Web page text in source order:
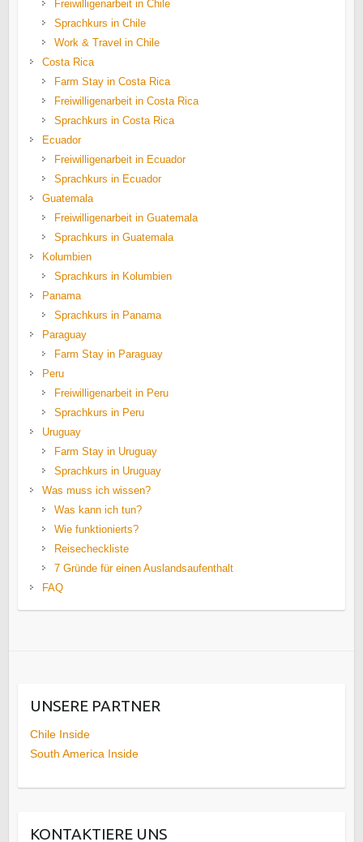
Freiwilligenarbeit in Chile
Sprachkurs in Chile
Work & Travel in Chile
Costa Rica
Farm Stay in Costa Rica
Freiwilligenarbeit in Costa Rica
Sprachkurs in Costa Rica
Ecuador
Freiwilligenarbeit in Ecuador
Sprachkurs in Ecuador
Guatemala
Freiwilligenarbeit in Guatemala
Sprachkurs in Guatemala
Kolumbien
Sprachkurs in Kolumbien
Panama
Sprachkurs in Panama
Paraguay
Farm Stay in Paraguay
Peru
Freiwilligenarbeit in Peru
Sprachkurs in Peru
Uruguay
Farm Stay in Uruguay
Sprachkurs in Uruguay
Was muss ich wissen?
Was kann ich tun?
Wie funktionierts?
Reisecheckliste
7 Gründe für einen Auslandsaufenthalt
FAQ
UNSERE PARTNER
Chile Inside
South America Inside
KONTAKTIERE UNS